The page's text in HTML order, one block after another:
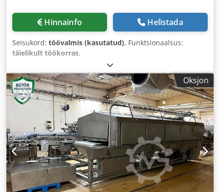
Hinnainfo Helistada
Seisukord: töövalmis (kasutatud), Funktsionaalsus:
täielikult töökorras,
Oksjon